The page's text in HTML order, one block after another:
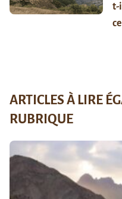
t-
ARTICLES À LIRE
RUBRIQUE